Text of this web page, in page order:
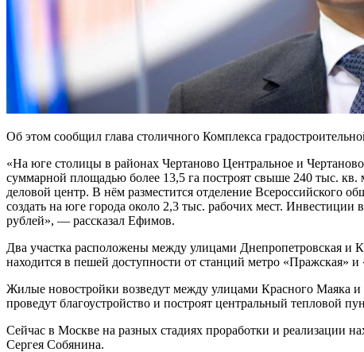
Об этом сообщил глава столичного Комплекса
«На юге столицы в районах Чертаново Центральное и
суммарной площадью более 13,5 га построят свыше 240 тыс.
деловой центр. В нём разместится отделение Всероссийского
создать на юге города около 2,3 тыс. рабочих мест.
рублей», — рассказал Ефимов.
Два участка расположены между улицами Днепропетровская
находится в пешей доступности от станций метро «Пражская»
Жилые новостройки возведут между улицами Красного Маяка
проведут благоустройство и построят центральный тепловой
Сейчас в Москве на разных стадиях проработки и реализации
Сергея Собянина.